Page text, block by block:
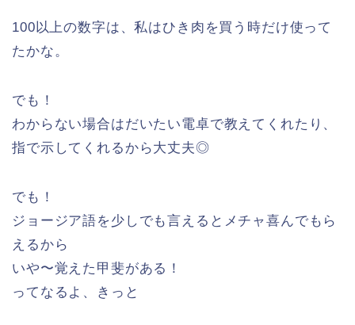
100以上の数字は、私はひき肉を買う時だけ使って
たかな。
でも！
わからない場合はだいたい電卓で教えてくれたり、
指で示してくれるから大丈夫◎
でも！
ジョージア語を少しでも言えるとメチャ喜んでもら
えるから
いや〜覚えた甲斐がある！
ってなるよ、きっと